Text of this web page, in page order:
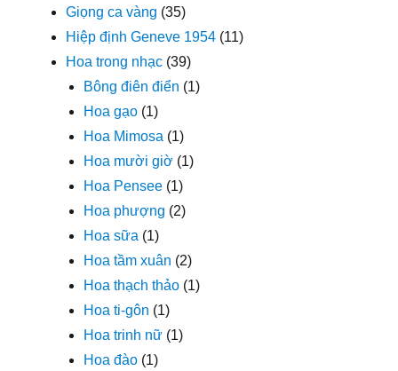
Giọng ca vàng (35)
Hiệp định Geneve 1954 (11)
Hoa trong nhạc (39)
Bông điên điển (1)
Hoa gạo (1)
Hoa Mimosa (1)
Hoa mười giờ (1)
Hoa Pensee (1)
Hoa phượng (2)
Hoa sữa (1)
Hoa tầm xuân (2)
Hoa thạch thảo (1)
Hoa ti-gôn (1)
Hoa trinh nữ (1)
Hoa đào (1)